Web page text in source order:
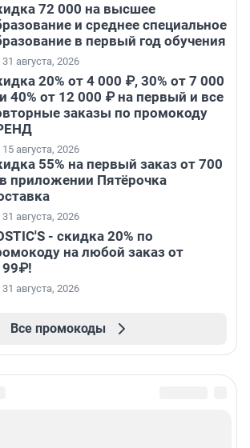
72 000 на высшее
и среднее специальное
в первый год обучения
августа, 2026
20% от 4 000 ₽, 30% от 7 000
40% от 12 000 ₽ на первый и все
заказы по промокоду
августа, 2026
55% на первый заказ от 700
приложении Пятёрочка
августа, 2026
- скидка 20% по
на любой заказ от
августа, 2026
Все промокоды